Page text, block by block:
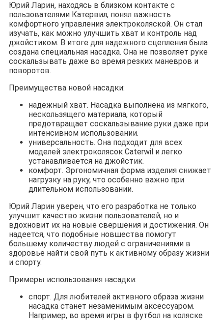
Юрий Ларин, находясь в близком контакте с
пользователями Катервил, понял важность
комфортного управления электроколяской. Он стал
изучать, как можно улучшить хват и контроль над
джойстиком. В итоге для надежного сцепления была
создана специальная насадка. Она не позволяет руке
соскальзывать даже во время резких маневров и
поворотов.
Преимущества новой насадки:
надежный хват. Насадка выполнена из мягкого,
нескользящего материала, который
предотвращает соскальзывание руки даже при
интенсивном использовании.
универсальность. Она подходит для всех
моделей электроколясок Caterwil и легко
устанавливается на джойстик.
комфорт. Эргономичная форма изделия снижает
нагрузку на руку, что особенно важно при
длительном использовании.
Юрий Ларин уверен, что его разработка не только
улучшит качество жизни пользователей, но и
вдохновит их на новые свершения и достижения. Он
надеется, что подобные новшества помогут
большему количеству людей с ограничениями в
здоровье найти свой путь к активному образу жизни
и спорту.
Примеры использования насадки:
спорт. Для любителей активного образа жизни
насадка станет незаменимым аксессуаром.
Например, во время игры в футбол на коляске